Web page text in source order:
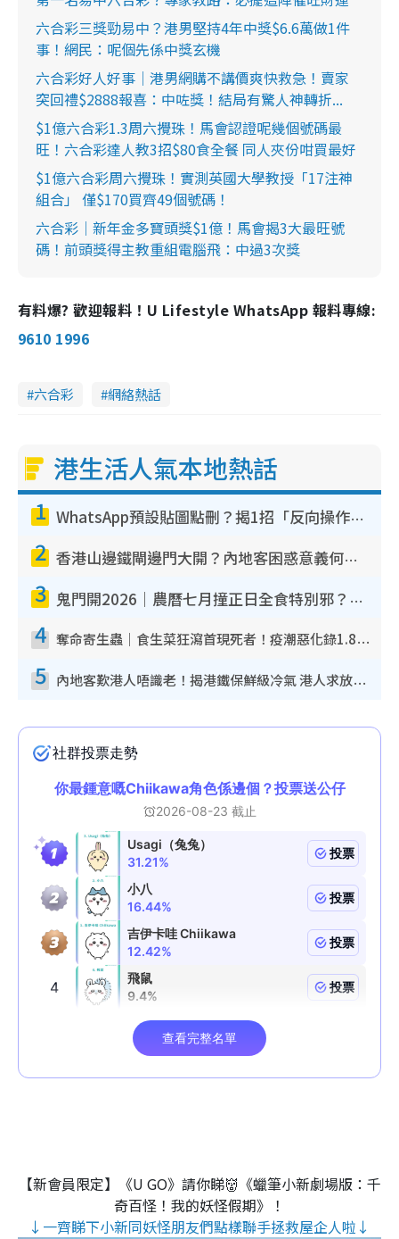
六合彩三獎勁易中？港男堅持4年中獎$6.6萬做1件
事！網民：呢個先係中獎玄機
六合彩好人好事｜港男網購不講價爽快救急！賣家
突回禮$2888報喜：中咗獎！結局有驚人神轉折...
$1億六合彩1.3周六攪珠！馬會認證呢幾個號碼最
旺！六合彩達人教3招$80食全餐 同人夾份咁買最好
$1億六合彩周六攪珠！實測英國大學教授「17注神
組合」 僅$170買齊49個號碼！
六合彩｜新年金多寶頭獎$1億！馬會揭3大最旺號
碼！前頭獎得主教重組電腦飛：中過3次獎
有料爆? 歡迎報料！U Lifestyle WhatsApp 報料專線:
9610 1996
六合彩 網絡熱話
港生活人氣本地熱話
1 WhatsApp預設貼圖點刪？揭1招「反向操作」還原簡潔介面 附3步實測教學
2 香港山邊鐵閘邊門大開？內地客困惑意義何在！網民神回覆：呢種叫法理性防禦
3 鬼門開2026｜農曆七月撞正日全食特別邪？專家警告切忌做一事！揭4大禁忌+2招保平安
4 奪命寄生蟲｜食生菜狂瀉首現死者！疫潮惡化錄1.8萬宗病例 揭洗菜3大謬誤
5 內地客歎港人唔識老！揭港鐵保鮮級冷氣 港人求放過：咪投訴
【新會員限定】《U GO》請你睇👹《蠟筆小新劇場版：千
奇百怪！我的妖怪假期》！
↓一齊睇下小新同妖怪朋友們點樣聯手拯救屋企人啦↓